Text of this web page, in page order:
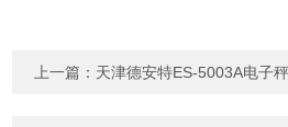
上一篇： 天津德安特ES-5003A电子